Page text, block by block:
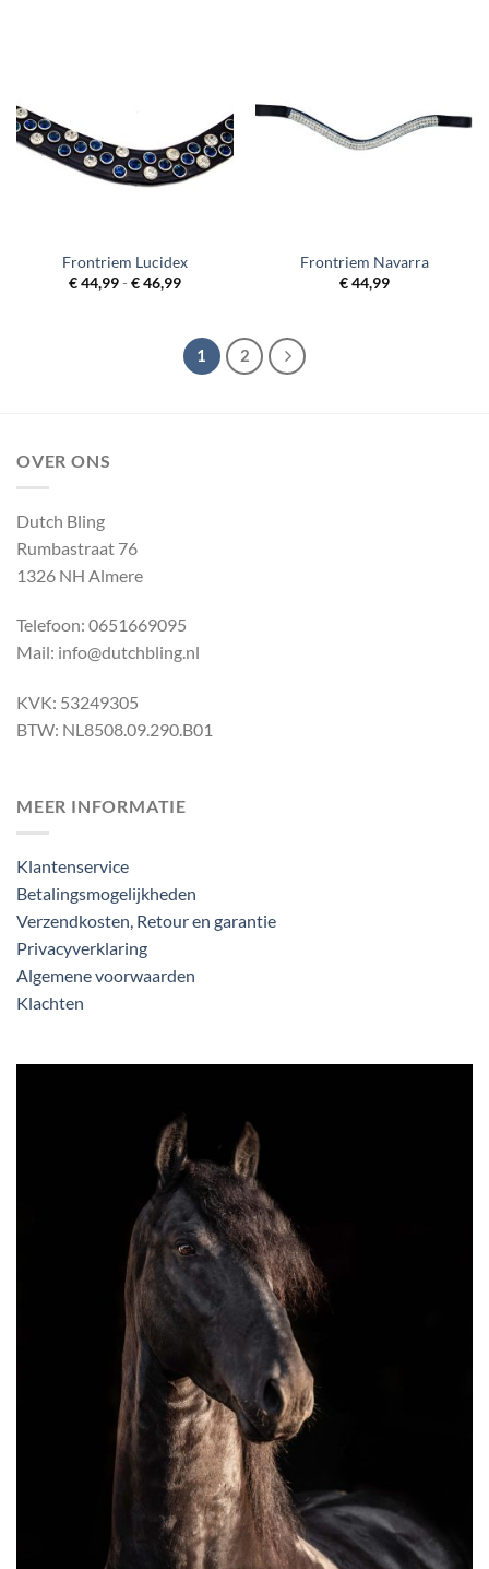
Frontriem Lucidex
€44,99- €46,99Prijsklasse:
Frontriem Navarra
€44,99
1 2
OVER ONS
Dutch Bling
Rumbastraat 76
1326 NH Almere
Telefoon: 0651669095
Mail: info@dutchbling.nl
KVK: 53249305
BTW: NL8508.09.290.B01
MEER INFORMATIE
Klantenservice
Betalingsmogelijkheden
Verzendkosten, Retour en garantie
Privacyverklaring
Algemene voorwaarden
Klachten